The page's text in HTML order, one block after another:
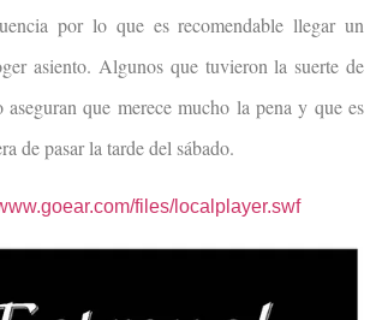
por lo que es recomendable llegar un
asiento. Algunos que tuvieron la suerte de
aseguran que merece mucho la pena y que es
de pasar la tarde del sábado.
files/localplayer.swf